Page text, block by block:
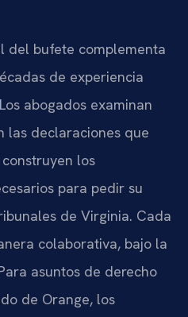
del bufete complementa
de experiencia
abogados examinan
las declaraciones que
los
para pedir su
de Virginia. Cada
colaborativa, bajo la
asuntos de derecho
de Orange, los